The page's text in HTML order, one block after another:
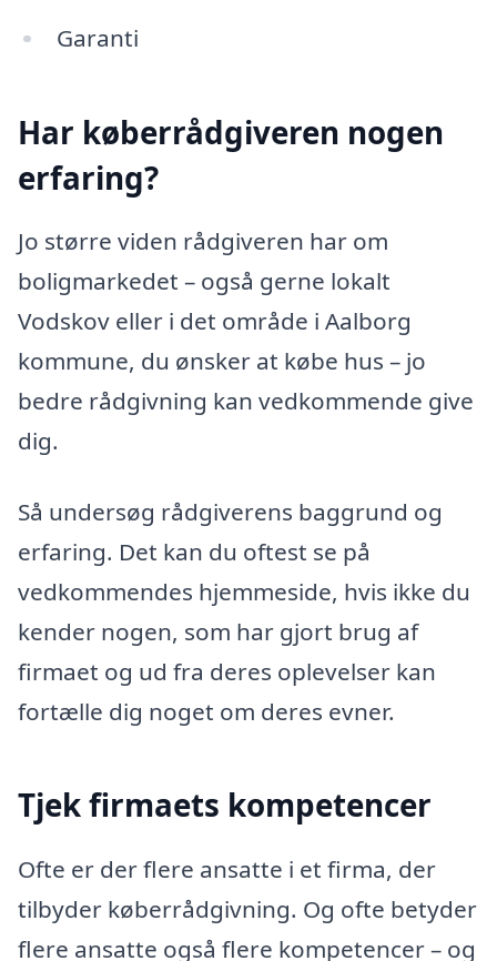
Garanti
Har køberrådgiveren nogen
erfaring?
Jo større viden rådgiveren har om
boligmarkedet – også gerne lokalt
Vodskov eller i det område i Aalborg
kommune, du ønsker at købe hus – jo
bedre rådgivning kan vedkommende give
dig.
Så undersøg rådgiverens baggrund og
erfaring. Det kan du oftest se på
vedkommendes hjemmeside, hvis ikke du
kender nogen, som har gjort brug af
firmaet og ud fra deres oplevelser kan
fortælle dig noget om deres evner.
Tjek firmaets kompetencer
Ofte er der flere ansatte i et firma, der
tilbyder køberrådgivning. Og ofte betyder
flere ansatte også flere kompetencer – og